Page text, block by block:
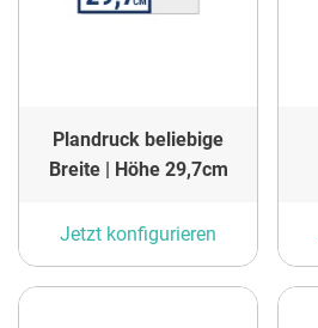
Plandruck beliebige
Breite | Höhe 29,7cm
Jetzt konfigurieren